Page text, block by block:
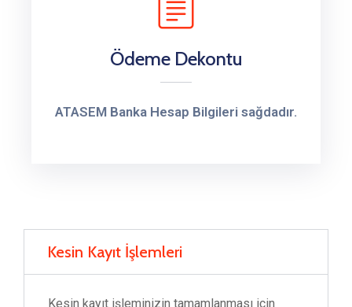
Ödeme Dekontu
ATASEM Banka Hesap Bilgileri sağdadır.
Kesin Kayıt İşlemleri
Kesin kayıt işleminizin tamamlanması için